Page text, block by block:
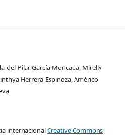
del-Pilar García-Moncada, Mirelly
Herrera-Espinoza, Américo
internacionalCreative Commons